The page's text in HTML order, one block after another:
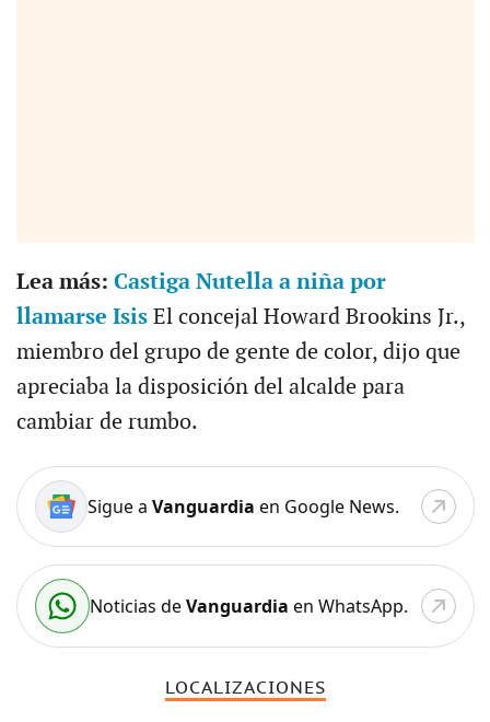
Lea más: Castiga Nutella a niña por
llamarse IsisEl concejal Howard Brookins Jr.,
miembro del grupo de gente de color, dijo que
apreciaba la disposición del alcalde para
cambiar de rumbo.
Sigue a Vanguardia en Google News.
Noticias deVanguardia en WhatsApp.
LOCALIZACIONES